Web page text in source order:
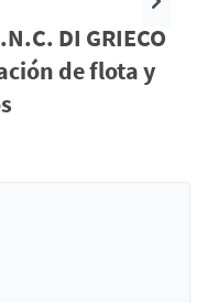
DI GRIECO
de flota y